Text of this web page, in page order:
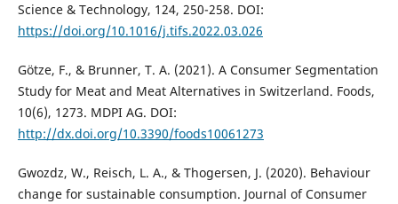
Science & Technology, 124, 250-258. DOI:
https://doi.org/10.1016/j.tifs.2022.03.026
Götze, F., & Brunner, T. A. (2021). A Consumer Segmentation
Study for Meat and Meat Alternatives in Switzerland. Foods,
10(6), 1273. MDPI AG. DOI:
http://dx.doi.org/10.3390/foods10061273
Gwozdz, W., Reisch, L. A., & Thogersen, J. (2020). Behaviour
change for sustainable consumption. Journal of Consumer